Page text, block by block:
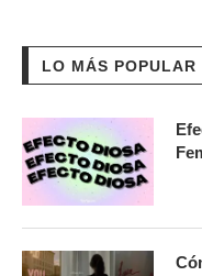
LO MÁS POPULAR